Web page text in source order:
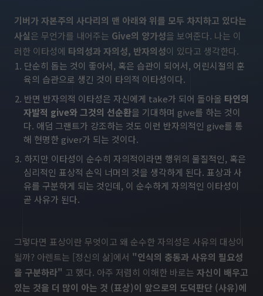
기버가 자본주의 사다리의 맨 아래와 위를 모두 차지하고 있다는
사실은 무언가를 내어주는 Give의 양가성을 보여준다. 나는 이
러한 이타성에 타의성과 자의성, 반자의성이 있다고 생각한다.
단순히 돕는 것이 좋아서, 혹은 습관이 되어서, 어린시절의 훈
육의 습관으로 생긴 것이 타의적 이타성이다.
반면 반자의적 이타성은 자신에게 take가 되어 돌아올 타인의
자발적 give와 그것의 선순환을 기대하며 give를 하는 것이
다. 애덤 그랜트가 강조하는 것도 이런 반자의적인 give를 통
해 현명한 giver가 되는 것이다.
하지만 이타성이 순수히 자의적이라면 행위의 물질적인, 혹은
심리적인 표상적 손익 너머의 것을 생각하게 된다. 표상과 사
유를 구분하게 되는 것인데, 이 순수하게 자의적인 이타성이
곧 사유가 된다.
그렇다면 표상이란 무엇이고 왜 순수한 자의성은 사유의 대상이
될까? 아렌트는 [정신의 삶]에서 "인식의 충동과 사유의 필요성
을 구분하라" 고 했다. 아주 저렴히 이해한 바로는 자신이 배우고
있는 것을 더 많이 아는 것 (표상)이 앞으로의 도덕판단 (사유)에